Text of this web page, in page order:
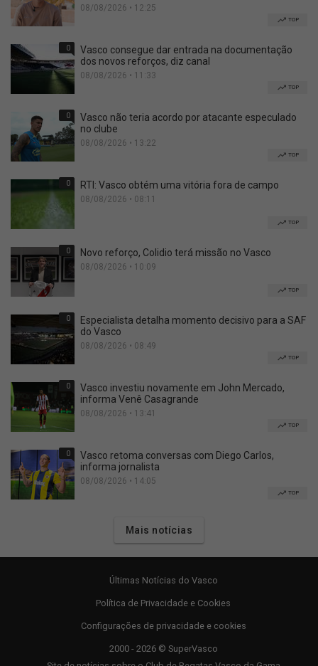
08/08/2026 • 12:25
TOP
0
Vasco consegue dar entrada na documentação
dos novos reforços, diz canal
08/08/2026 • 11:33
TOP
0
Vasco não teria acordo por atacante especulado
no clube
08/08/2026 • 13:22
TOP
0 RTI: Vasco obtém uma vitória fora de campo
08/08/2026 • 08:11
TOP
0 Novo reforço, Colidio terá missão no Vasco
08/08/2026 • 10:09
TOP
0
Especialista detalha momento decisivo para a SAF
do Vasco
08/08/2026 • 08:49
TOP
0
Vasco investiu novamente em John Mercado,
informa Venê Casagrande
08/08/2026 • 13:41
TOP
0
Vasco retoma conversas com Diego Carlos,
informa jornalista
08/08/2026 • 14:05
TOP
Mais notícias
Últimas Notícias do Vasco
Política de Privacidade e Cookies
Configurações de privacidade e cookies
2000 - 2026 © SuperVasco